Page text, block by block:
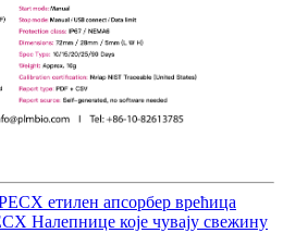
етилен апсорбер врећица
Налепнице које чувају свежину